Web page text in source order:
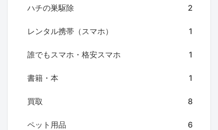
ハチの巣駆除 2
レンタル携帯（スマホ） 1
誰でもスマホ・格安スマホ 1
書籍・本 1
買取 8
ペット用品 6